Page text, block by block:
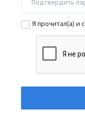
Я прочитал(а) и